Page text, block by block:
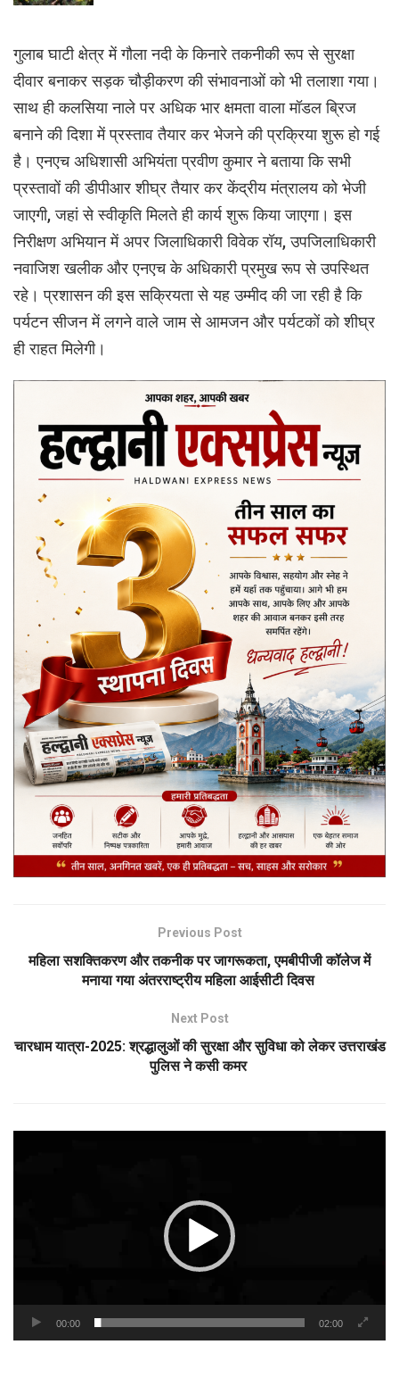
गुलाब घाटी क्षेत्र में गौला नदी के किनारे तकनीकी रूप से सुरक्षा
दीवार बनाकर सड़क चौड़ीकरण की संभावनाओं को भी तलाशा गया।
साथ ही कलसिया नाले पर अधिक भार क्षमता वाला मॉडल ब्रिज
बनाने की दिशा में प्रस्ताव तैयार कर भेजने की प्रक्रिया शुरू हो गई
है। एनएच अधिशासी अभियंता प्रवीण कुमार ने बताया कि सभी
प्रस्तावों की डीपीआर शीघ्र तैयार कर केंद्रीय मंत्रालय को भेजी
जाएगी, जहां से स्वीकृति मिलते ही कार्य शुरू किया जाएगा। इस
निरीक्षण अभियान में अपर जिलाधिकारी विवेक रॉय, उपजिलाधिकारी
नवाजिश खलीक और एनएच के अधिकारी प्रमुख रूप से उपस्थित
रहे। प्रशासन की इस सक्रियता से यह उम्मीद की जा रही है कि
पर्यटन सीजन में लगने वाले जाम से आमजन और पर्यटकों को शीघ्र
ही राहत मिलेगी।
Previous Post
महिला सशक्तिकरण और तकनीक पर जागरूकता, एमबीपीजी कॉलेज में
मनाया गया अंतरराष्ट्रीय महिला आईसीटी दिवस
Next Post
चारधाम यात्रा-2025: श्रद्धालुओं की सुरक्षा और सुविधा को लेकर उत्तराखंड
पुलिस ने कसी कमर
00:00 02:00